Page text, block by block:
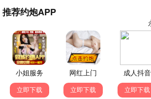
繁花续集
都市 / 爱情 / 商战